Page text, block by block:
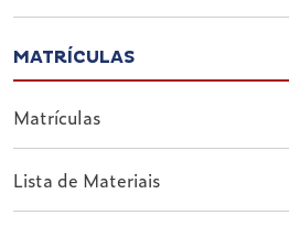
MATRÍCULAS
Matrículas
Lista de Materiais